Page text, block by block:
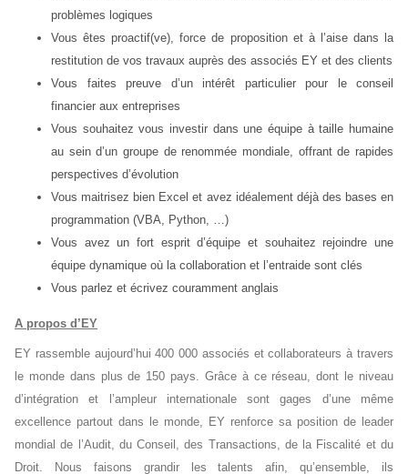
problèmes logiques
Vous êtes proactif(ve), force de proposition et à l’aise dans la
restitution de vos travaux auprès des associés EY et des clients
Vous faites preuve d’un intérêt particulier pour le conseil
financier aux entreprises
Vous souhaitez vous investir dans une équipe à taille humaine
au sein d’un groupe de renommée mondiale, offrant de rapides
perspectives d’évolution
Vous maitrisez bien Excel et avez idéalement déjà des bases en
programmation (VBA, Python, …)
Vous avez un fort esprit d’équipe et souhaitez rejoindre une
équipe dynamique où la collaboration et l’entraide sont clés
Vous parlez et écrivez couramment anglais
A propos d’EY
EY rassemble aujourd’hui 400 000 associés et collaborateurs à travers
le monde dans plus de 150 pays. Grâce à ce réseau, dont le niveau
d’intégration et l’ampleur internationale sont gages d’une même
excellence partout dans le monde, EY renforce sa position de leader
mondial de l’Audit, du Conseil, des Transactions, de la Fiscalité et du
Droit. Nous faisons grandir les talents afin, qu’ensemble, ils